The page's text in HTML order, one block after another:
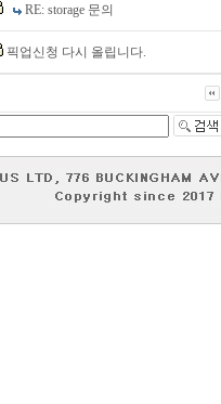
RE: storage 문의
픽업신청 다시 올립니다.